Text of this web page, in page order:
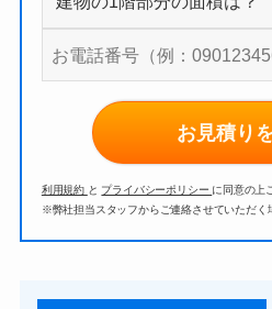
お見積り
利用規約 と プライバシーポリシー に同意の上
※弊社担当スタッフからご連絡させていただく